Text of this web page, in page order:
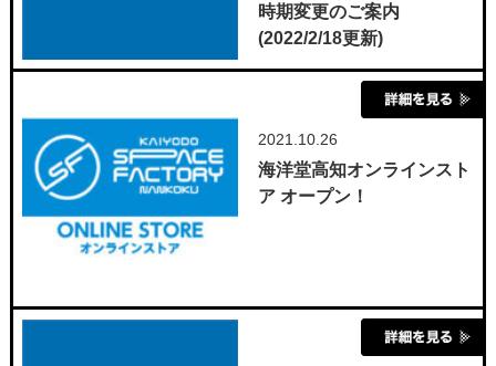
時期変更のご案内
(2022/2/18更新)
2021.10.26
海洋堂高知オンラインスト
ア オープン！